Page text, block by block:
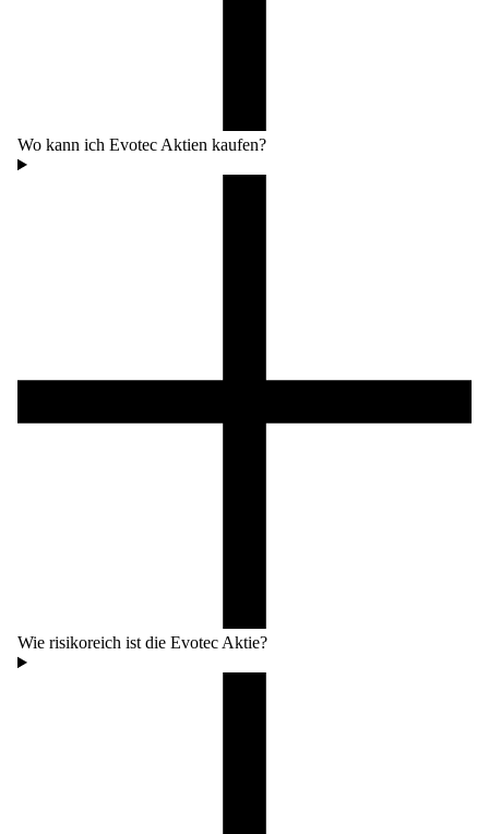
Wo kann ich Evotec Aktien kaufen?
Wie risikoreich ist die Evotec Aktie?